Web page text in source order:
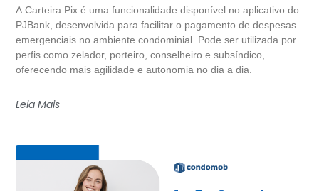
A Carteira Pix é uma funcionalidade disponível no aplicativo do
PJBank, desenvolvida para facilitar o pagamento de despesas
emergenciais no ambiente condominial. Pode ser utilizada por
perfis como zelador, porteiro, conselheiro e subsíndico,
oferecendo mais agilidade e autonomia no dia a dia.
Leia Mais